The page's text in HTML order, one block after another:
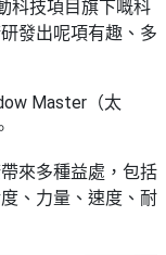
科技項目旗下嘅科
發出呢項有趣、多
Master（太
來多種益處，包括
、力量、速度、耐